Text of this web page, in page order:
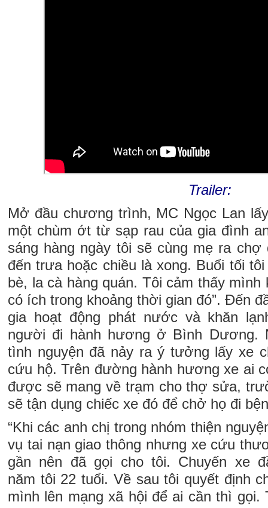
Trailer:
Mở đầu chương trình, MC Ngọc Lan
một chùm ớt từ sạp rau của gia đình
sáng hàng ngày tôi sẽ cùng mẹ ra
đến trưa hoặc chiều là xong. Buổi tối
bè, la cà hàng quán. Tôi cảm thấy
có ích trong khoảng thời gian đó”. Đến
gia hoạt động phát nước và khăn
người đi hành hương ở Bình Dương.
tình nguyện đã nảy ra ý tưởng lấy xe
cứu hộ. Trên đường hành hương xe ai
được sẽ mang về trạm cho thợ sửa,
sẽ tận dụng chiếc xe đó để chở họ đi
“Khi các anh chị trong nhóm thiện
vụ tai nạn giao thông nhưng xe cứu
gần nên đã gọi cho tôi. Chuyến xe
năm tôi 22 tuổi. Về sau tôi quyết định
mình lên mạng xã hội để ai cần thì